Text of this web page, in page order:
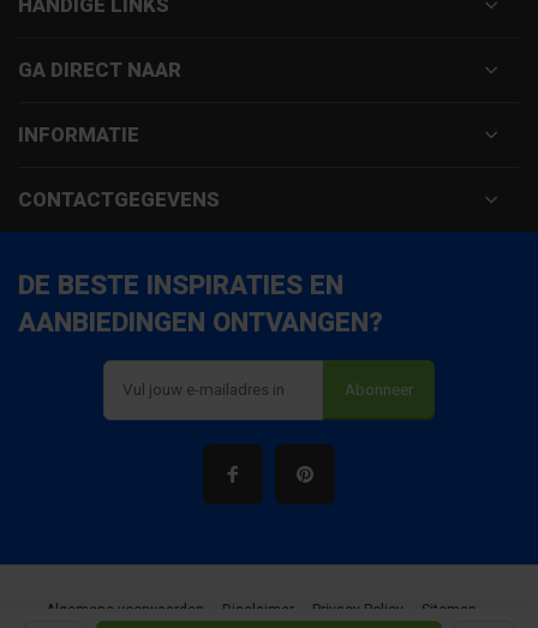
GA DIRECT NAAR
INFORMATIE
CONTACTGEGEVENS
DE BESTE INSPIRATIES EN
AANBIEDINGEN ONTVANGEN?
Abonneer
Algemene voorwaarden Disclaimer Privacy Policy Sitemap